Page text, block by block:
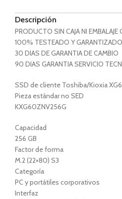
Descripción
PRODUCTO SIN CAJA NI EMBALAJE
100% TESTEADO Y GARANTIZADO
30 DIAS DE GARANTIA DE CAMBIO
90 DIAS GARANTIA SERVICIO
SSD de cliente Toshiba/Kioxia XG6
Pieza estándar no SED
KXG60ZNV256G
Capacidad
256 GB
Factor de forma
M.2 (22×80) S3
Categoría
PC y portátiles corporativos
Interfaz